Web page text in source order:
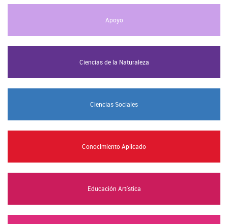
Apoyo
Ciencias de la Naturaleza
Ciencias Sociales
Conocimiento Aplicado
Educación Artística